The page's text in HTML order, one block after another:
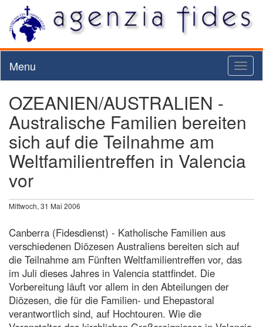
Menu
OZEANIEN/AUSTRALIEN -
Australische Familien bereiten
sich auf die Teilnahme am
Weltfamilientreffen in Valencia
vor
Mittwoch, 31 Mai 2006
Canberra (Fidesdienst) - Katholische Familien aus
verschiedenen Diözesen Australiens bereiten sich auf
die Teilnahme am Fünften Weltfamilientreffen vor, das
im Juli dieses Jahres in Valencia stattfindet. Die
Vorbereitung läuft vor allem in den Abteilungen der
Diözesen, die für die Familien- und Ehepastoral
verantwortlich sind, auf Hochtouren. Wie die